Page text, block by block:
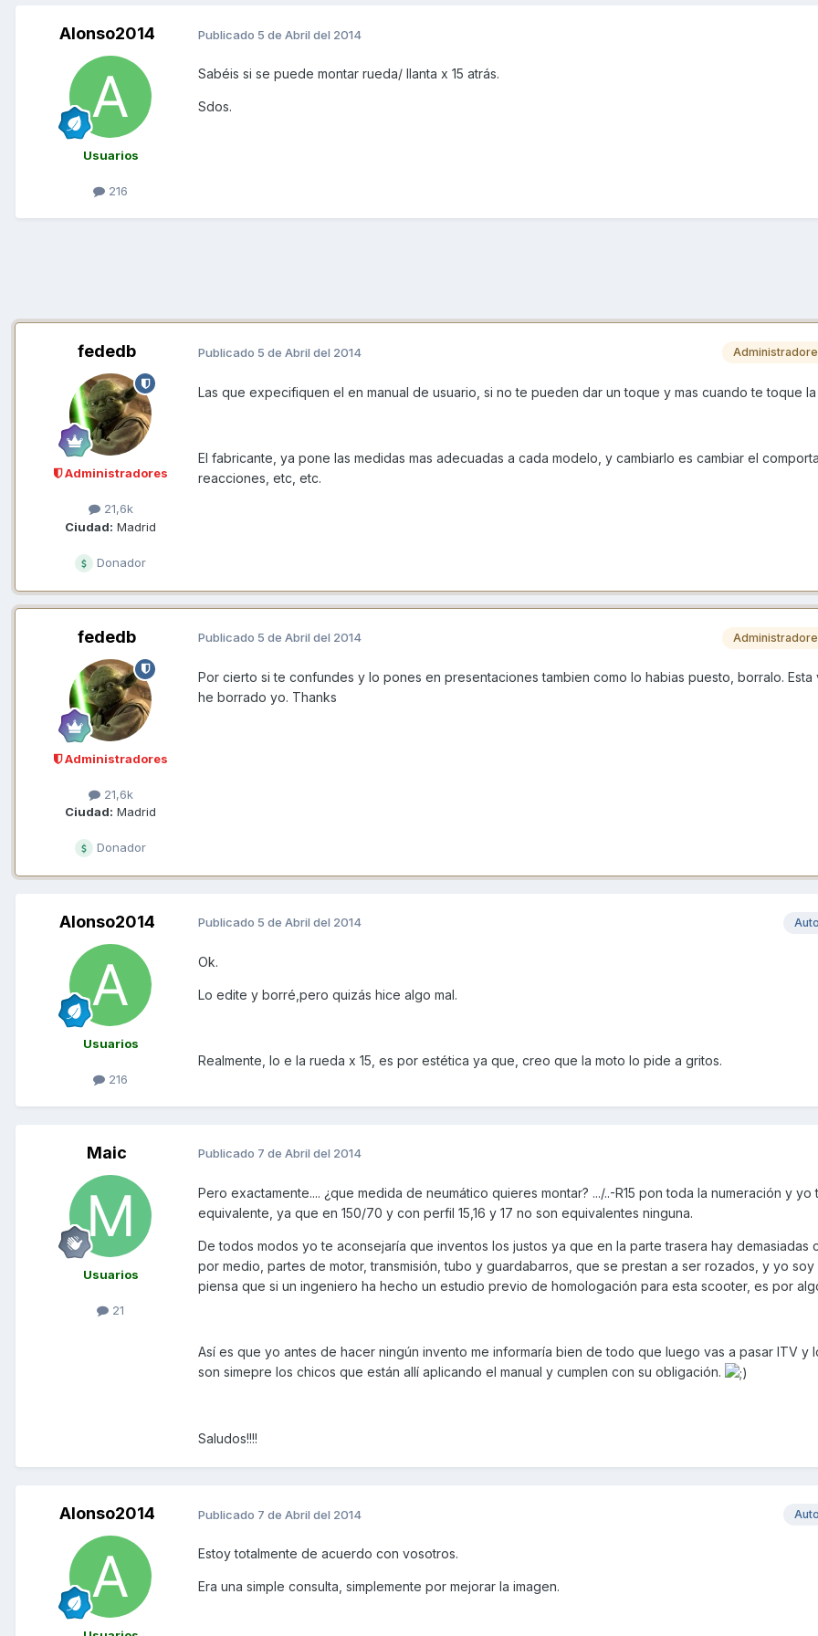
Alonso2014
Usuarios
216
Publicado 5 de Abril del 2014
Sabéis si se puede montar rueda/ llanta x 15 atrás.
Sdos.
fededb
Administradores
21,6k
Ciudad: Madrid
Donador
Publicado 5 de Abril del 2014
Las que expecifiquen el en manual de usuario, si no te pueden dar un toque y mas cuando te toque la
El fabricante, ya pone las medidas mas adecuadas a cada modelo, y cambiarlo es cambiar el
reacciones, etc, etc.
fededb
Administradores
21,6k
Ciudad: Madrid
Donador
Publicado 5 de Abril del 2014
Por cierto si te confundes y lo pones en presentaciones tambien como lo habias puesto, borralo. Esta
he borrado yo. Thanks
Alonso2014
Usuarios
216
Publicado 5 de Abril del 2014
Ok.
Lo edite y borré,pero quizás hice algo mal.
Realmente, lo e la rueda x 15, es por estética ya que, creo que la moto lo pide a gritos.
Maic
Usuarios
21
Publicado 7 de Abril del 2014
Pero exactamente.... ¿que medida de neumático quieres montar? .../..-R15 pon toda la numeración y yo
equivalente, ya que en 150/70 y con perfil 15,16 y 17 no son equivalentes ninguna.
De todos modos yo te aconsejaría que inventos los justos ya que en la parte trasera hay demasiadas
por medio, partes de motor, transmisión, tubo y guardabarros, que se prestan a ser rozados, y yo
piensa que si un ingeniero ha hecho un estudio previo de homologación para esta scooter, es por
Así es que yo antes de hacer ningún invento me informaría bien de todo que luego vas a pasar ITV y
son simepre los chicos que están allí aplicando el manual y cumplen con su obligación.
Saludos!!!!
Alonso2014 Publicado 7 de Abril del 2014
Estoy totalmente de acuerdo con vosotros.
Era una simple consulta, simplemente por mejorar la imagen.